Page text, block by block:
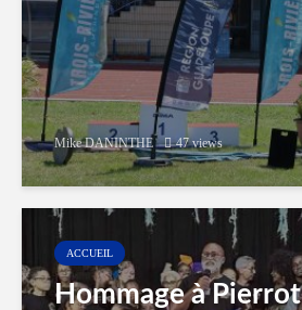
Mike DANINTHE 47 views
ACCUEIL
Hommage à Pierrot